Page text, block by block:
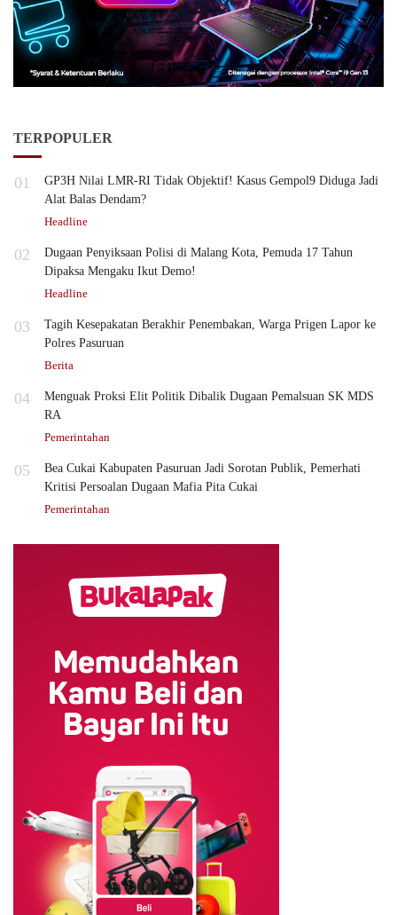
TERPOPULER
01
GP3H Nilai LMR-RI Tidak Objektif! Kasus Gempol9 Diduga Jadi
Alat Balas Dendam?
Headline
02
Dugaan Penyiksaan Polisi di Malang Kota, Pemuda 17 Tahun
Dipaksa Mengaku Ikut Demo!
Headline
03
Tagih Kesepakatan Berakhir Penembakan, Warga Prigen Lapor ke
Polres Pasuruan
Berita
04
Menguak Proksi Elit Politik Dibalik Dugaan Pemalsuan SK MDS
RA
Pemerintahan
05
Bea Cukai Kabupaten Pasuruan Jadi Sorotan Publik, Pemerhati
Kritisi Persoalan Dugaan Mafia Pita Cukai
Pemerintahan